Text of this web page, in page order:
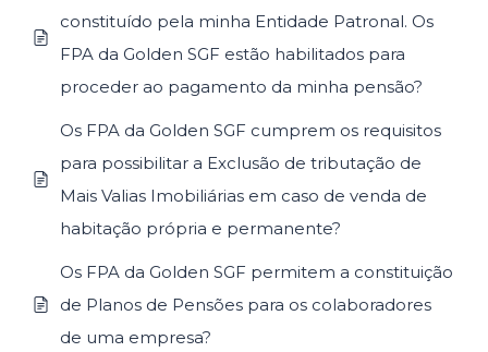
constituído pela minha Entidade Patronal. Os
FPA da Golden SGF estão habilitados para
proceder ao pagamento da minha pensão?
Os FPA da Golden SGF cumprem os requisitos
para possibilitar a Exclusão de tributação de
Mais Valias Imobiliárias em caso de venda de
habitação própria e permanente?
Os FPA da Golden SGF permitem a constituição
de Planos de Pensões para os colaboradores
de uma empresa?